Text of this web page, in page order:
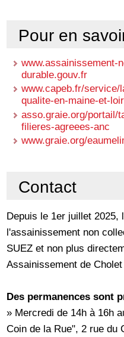
Pour en
www.assainissement-
durable.gouv.fr
www.capeb.fr/service/
qualite-en-maine-et-
asso.graie.org/portail/
filieres-agreees-anc
www.graie.org/
Contact
Depuis le 1er juillet 2025,
l'assainissement non
SUEZ et non plus
Assainissement de
Des permanences sont
» Mercredi de 14h à 16h
Coin de la Rue", 2 rue du